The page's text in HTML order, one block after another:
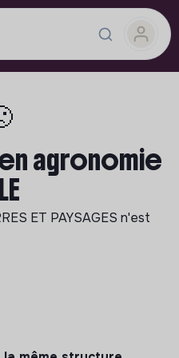
agronomie
ET PAYSAGES n'est